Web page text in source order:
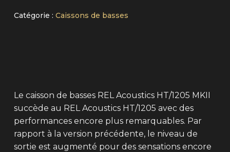
Catégorie : Caissons de basses
Le caisson de basses REL Acoustics HT/1205 MKII
succède au REL Acoustics HT/1205 avec des
performances encore plus remarquables. Par
rapport à la version précédente, le niveau de
sortie est augmenté pour des sensations encore